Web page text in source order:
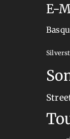
E-